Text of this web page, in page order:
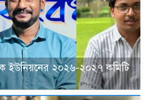
ইউনিয়নের ২০২৬-২০২৭ কমিটি